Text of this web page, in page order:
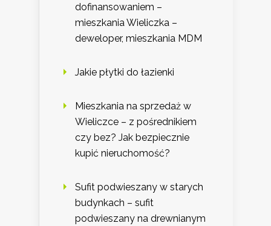
dofinansowaniem –
mieszkania Wieliczka –
deweloper, mieszkania MDM
Jakie płytki do łazienki
Mieszkania na sprzedaż w
Wieliczce – z pośrednikiem
czy bez? Jak bezpiecznie
kupić nieruchomość?
Sufit podwieszany w starych
budynkach – sufit
podwieszany na drewnianym